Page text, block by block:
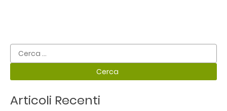
Ricerca
per:
Articoli Recenti